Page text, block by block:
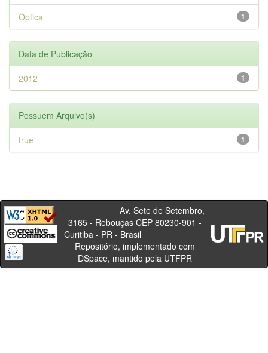
1
Óptica
Data de Publicação
1
2012
Possuem Arquivo(s)
1
true
Av. Sete de Setembro,
3165 - Rebouças CEP 80230-901 -
Curitiba - PR - Brasil
Repositório, implementado com
DSpace, mantido pela UTFPR